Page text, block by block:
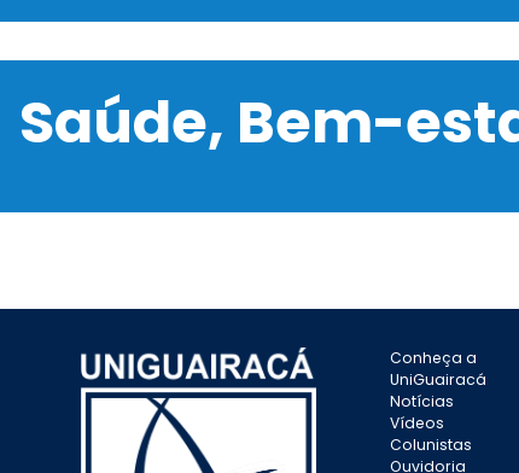
Saúde, Bem-
Conheça a
UniGuairacá
Notícias
Vídeos
Colunistas
Ouvidoria